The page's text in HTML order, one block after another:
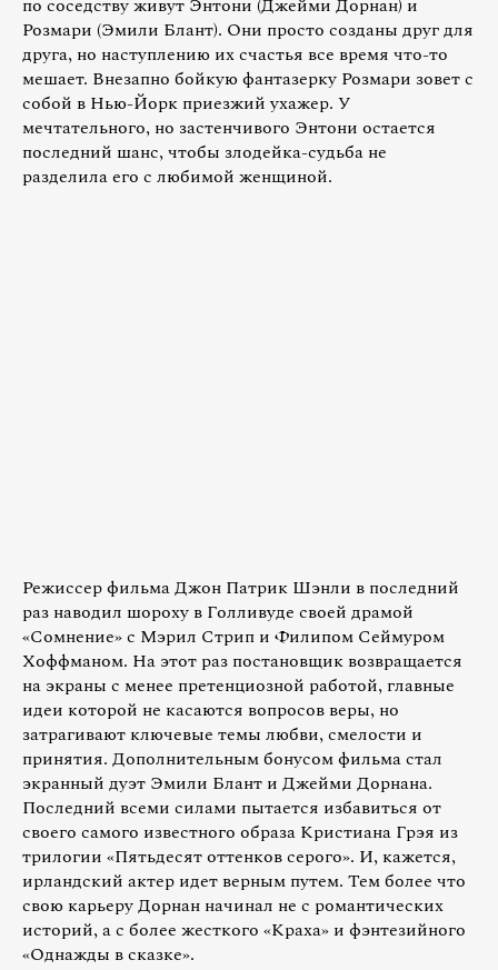
по соседству живут Энтони (Джейми Дорнан) и
Розмари (Эмили Блант). Они просто созданы друг для
друга, но наступлению их счастья все время что-то
мешает. Внезапно бойкую фантазерку Розмари зовет с
собой в Нью-Йорк приезжий ухажер. У
мечтательного, но застенчивого Энтони остается
последний шанс, чтобы злодейка-судьба не
разделила его с любимой женщиной.
Режиссер фильма Джон Патрик Шэнли в последний
раз наводил шороху в Голливуде своей драмой
«Сомнение» с Мэрил Стрип и Филипом Сеймуром
Хоффманом. На этот раз постановщик возвращается
на экраны с менее претенциозной работой, главные
идеи которой не касаются вопросов веры, но
затрагивают ключевые темы любви, смелости и
принятия. Дополнительным бонусом фильма стал
экранный дуэт Эмили Блант и Джейми Дорнана.
Последний всеми силами пытается избавиться от
своего самого известного образа Кристиана Грэя из
трилогии «Пятьдесят оттенков серого». И, кажется,
ирландский актер идет верным путем. Тем более что
свою карьеру Дорнан начинал не с романтических
историй, а с более жесткого «Краха» и фэнтезийного
«Однажды в сказке».